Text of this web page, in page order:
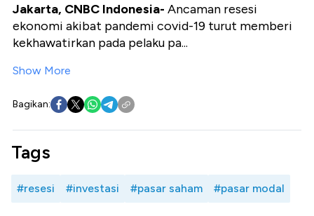
Jakarta, CNBC Indonesia- Ancaman resesi
ekonomi akibat pandemi covid-19 turut memberi
kekhawatirkan pada pelaku pa...
Show More
Bagikan:
Tags
#resesi #investasi #pasar saham #pasar modal